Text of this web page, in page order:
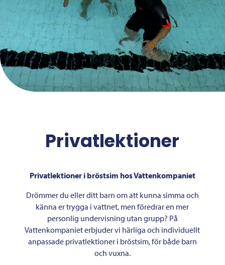
Privatlektioner
Privatlektioner i bröstsim hos Vattenkompaniet
Drömmer du eller ditt barn om att kunna simma och
känna er trygga i vattnet, men föredrar en mer
personlig undervisning utan grupp? På
Vattenkompaniet erbjuder vi härliga och individuellt
anpassade privatlektioner i bröstsim, för både barn
och vuxna.